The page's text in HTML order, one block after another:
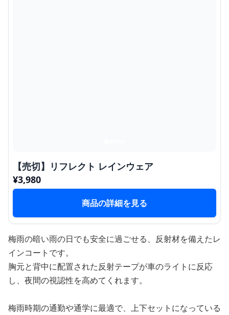
【売切】リフレクト レインウェア
¥3,980
商品の詳細を見る
梅雨の暗い雨の日でも安全に過ごせる、反射材を備えたレ
インコートです。
胸元と背中に配置された反射テープが車のライトに反応
し、夜間の視認性を高めてくれます。
梅雨時期の通勤や通学に最適で、上下セットになっている